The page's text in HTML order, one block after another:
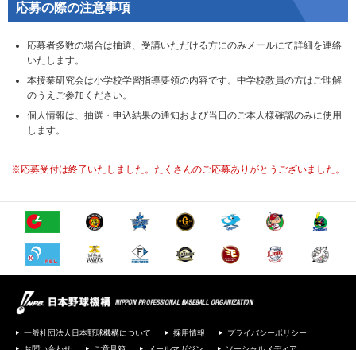
応募の際の注意事項
応募者多数の場合は抽選、受講いただける方にのみメールにて詳細を連絡
いたします。
本授業研究会は小学校学習指導要領の内容です。中学校教員の方はご理解
のうえご参加ください。
個人情報は、抽選・申込結果の通知および当日のご本人様確認のみに使用
します。
※応募受付は終了いたしました。たくさんのご応募ありがとうございました。
一般社団法人日本野球機構について 採用情報
プライバシーポリシー